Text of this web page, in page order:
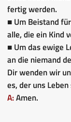
fertig werden.
■ Um Beistand
alle, die ein Kind
■ Um das ewige
an die niemand
Dir wenden wir
es, der uns
A:Amen.